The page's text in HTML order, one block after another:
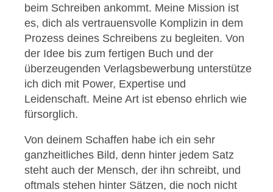
beim Schreiben ankommt. Meine Mission ist
es, dich als vertrauensvolle Komplizin in dem
Prozess deines Schreibens zu begleiten. Von
der Idee bis zum fertigen Buch und der
überzeugenden Verlags­bewerbung unterstütze
ich dich mit Power, Expertise und
Leidenschaft. Meine Art ist ebenso ehrlich wie
fürsorglich.
Von deinem Schaffen habe ich ein sehr
ganzheitliches Bild, denn hinter jedem Satz
steht auch der Mensch, der ihn schreibt, und
oftmals stehen hinter Sätzen, die noch nicht